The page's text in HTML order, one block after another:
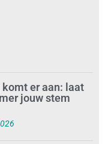
er aan: laat
jouw stem